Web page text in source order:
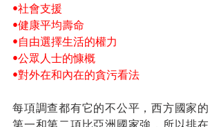
•社會支援
•健康平均壽命
•自由選擇生活的權力
•公眾人士的慷概
•對外在和內在的貪污看法
每項調查都有它的不公平，西方國家的